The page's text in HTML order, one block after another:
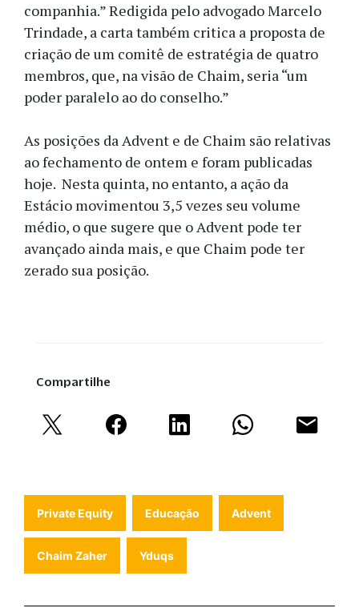
companhia.” Redigida pelo advogado Marcelo
Trindade, a carta também critica a proposta de
criação de um comitê de estratégia de quatro
membros, que, na visão de Chaim, seria “um
poder paralelo ao do conselho.”
As posições da Advent e de Chaim são relativas
ao fechamento de ontem e foram publicadas
hoje. Nesta quinta, no entanto, a ação da
Estácio movimentou 3,5 vezes seu volume
médio, o que sugere que o Advent pode ter
avançado ainda mais, e que Chaim pode ter
zerado sua posição.
Compartilhe
Private Equity Educação Advent
Chaim Zaher Yduqs